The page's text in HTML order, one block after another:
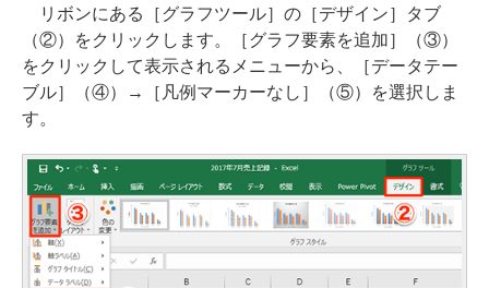
リボンにある［グラフツール］の［デザイン］タブ
（②）をクリックします。［グラフ要素を追加］（③）
をクリックして表示されるメニューから、［データテー
ブル］（④）→［凡例マーカーなし］（⑤）を選択しま
す。